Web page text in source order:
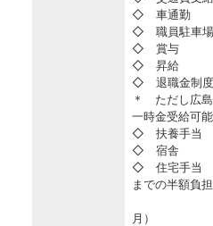
◇ 車通勤
◇ 職員駐車場
◇ 賞与 ：
◇ 昇給 ：
◇ 退職金制度
＊ ただし広
一時金受給可能
◇ 扶養手当
◇ 宿舎 ：
◇ 住宅手当
までの半額負担
（上
月）